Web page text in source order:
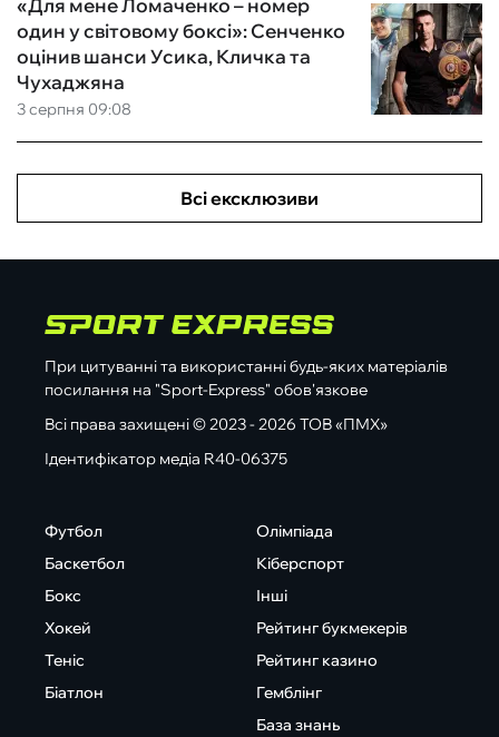
3 серпня 09:08
«Для мене Ломаченко – номер
один у світовому боксі»: Сенченко
оцінив шанси Усика, Кличка та
Чухаджяна
Всі ексклюзиви
При цитуванні та використанні будь-яких матеріалів
посилання на "Sport-Express" обов'язкове
Всі права захищені © 2023 - 2026 ТОВ «ПМХ»
Ідентифікатор медіа R40-06375
Футбол
Баскетбол
Бокс
Хокей
Теніс
Біатлон
Олімпіада
Кіберспорт
Інші
Рейтинг букмекерів
Рейтинг казино
Гемблінг
База знань